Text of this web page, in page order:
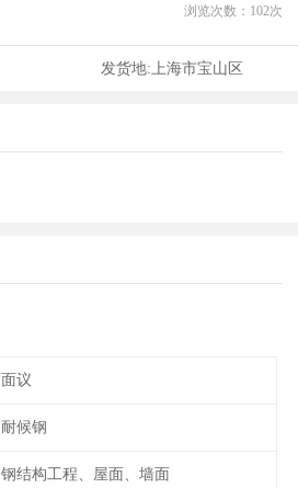
浏览次数： 102次
发货地: 上海市宝山区
面议
耐候钢
钢结构工程、屋面、墙面